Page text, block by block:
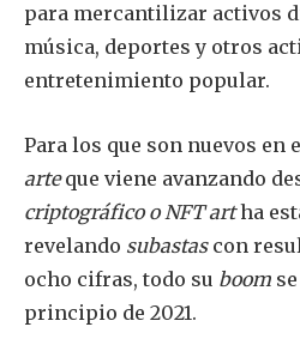
para mercantilizar activos
música, deportes y otros
entretenimiento popular.
Para los que son nuevos en
arteque viene avanzando
criptográfico o NFT artha
revelando subastascon
ocho cifras, todo su boom
principio de 2021.